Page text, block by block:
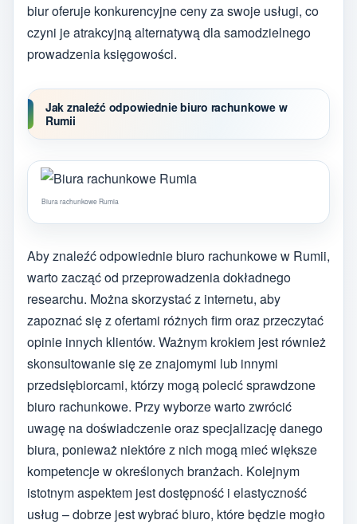
biur oferuje konkurencyjne ceny za swoje usługi, co
czyni je atrakcyjną alternatywą dla samodzielnego
prowadzenia księgowości.
Jak znaleźć odpowiednie biuro rachunkowe w
Rumii
Biura rachunkowe Rumia
Aby znaleźć odpowiednie biuro rachunkowe w Rumii,
warto zacząć od przeprowadzenia dokładnego
researchu. Można skorzystać z internetu, aby
zapoznać się z ofertami różnych firm oraz przeczytać
opinie innych klientów. Ważnym krokiem jest również
skonsultowanie się ze znajomymi lub innymi
przedsiębiorcami, którzy mogą polecić sprawdzone
biuro rachunkowe. Przy wyborze warto zwrócić
uwagę na doświadczenie oraz specjalizację danego
biura, ponieważ niektóre z nich mogą mieć większe
kompetencje w określonych branżach. Kolejnym
istotnym aspektem jest dostępność i elastyczność
usług – dobrze jest wybrać biuro, które będzie mogło